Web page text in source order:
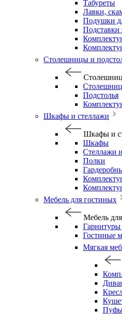
Табуреты
Лавки,
Подушки
Подставки
Столешницы и
Подстолья
Шкафы и стеллажи
Шкафы и
Шкафы
Стеллажи
Полки
Мебель для гостиных
Мебель
Гарнитуры
Гостиные
Мягкая
Пуфы